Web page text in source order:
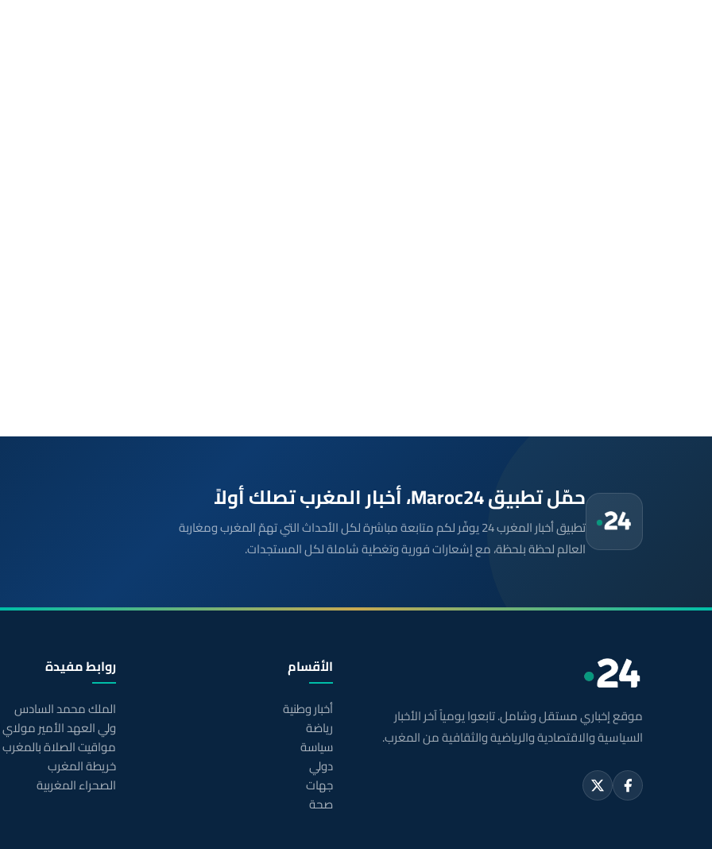
حمّل تطبيق Maroc24، أخبار المغرب تصلك أولاً
تطبيق أخبار المغرب 24 يوفّر لكم متابعة مباشرة لكل الأحداث التي تهمّ المغرب ومغاربة
العالم لحظة بلحظة، مع إشعارات فورية وتغطية شاملة لكل المستجدات.
موقع إخباري مستقل وشامل. تابعوا يومياً آخر الأخبار
السياسية والاقتصادية والرياضية والثقافية من المغرب.
الأقسام
أخبار وطنية
رياضة
سياسة
دولي
جهات
صحة
روابط مفيدة
الملك محمد السادس
ولي العهد الأمير
مواقيت الصلاة بالمغرب
خريطة المغرب
الصحراء المغربية